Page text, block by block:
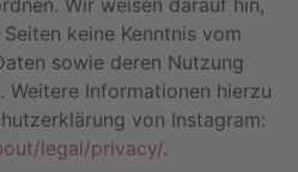
keine Kenntnis vom
sowie deren Nutzung
Weitere Informationen hierzu
von Instagram:
legal/privacy/.